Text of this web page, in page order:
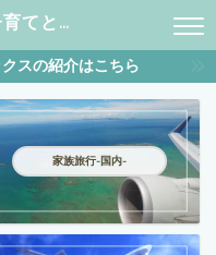
てと…
スの紹介はこちら
家族旅行-国内-